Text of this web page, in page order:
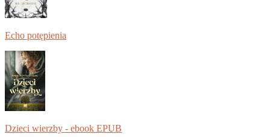
Echo potępienia
Dzieci wierzby - ebook EPUB